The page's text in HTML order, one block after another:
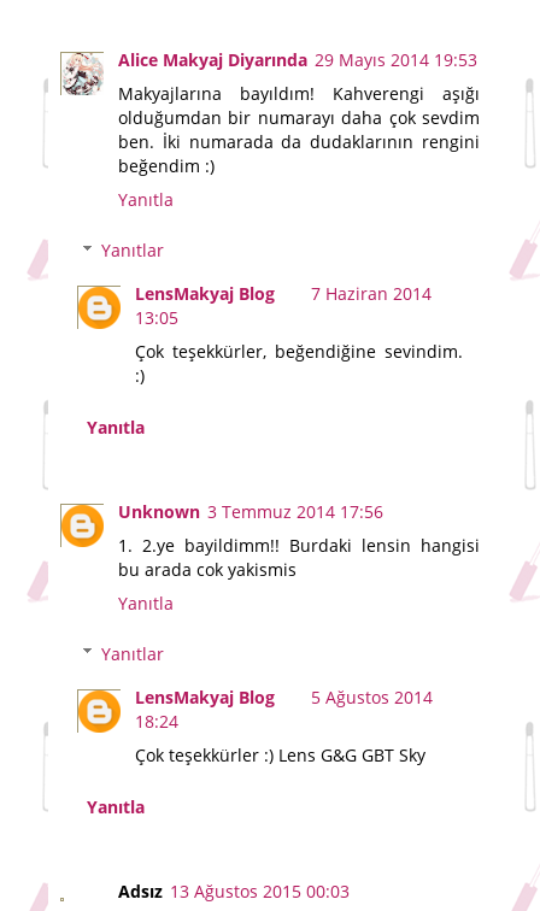
Alice Makyaj Diyarında 29 Mayıs 2014 19:53
Makyajlarına bayıldım! Kahverengi aşığı
olduğumdan bir numarayı daha çok sevdim
ben. İki numarada da dudaklarının rengini
beğendim :)
Yanıtla
Yanıtlar
LensMakyaj Blog
7 Haziran 2014
13:05
Çok teşekkürler, beğendiğine sevindim.
:)
Yanıtla
Unknown 3 Temmuz 2014 17:56
1. 2.ye bayildimm!! Burdaki lensin hangisi
bu arada cok yakismis
Yanıtla
Yanıtlar
LensMakyaj Blog
5 Ağustos 2014
18:24
Çok teşekkürler :) Lens G&G GBT Sky
Yanıtla
Adsız 13 Ağustos 2015 00:03